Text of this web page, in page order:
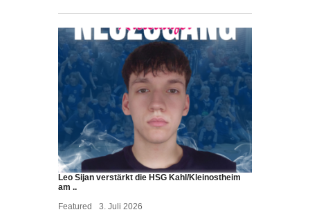
Leo Sijan verstärkt die HSG Kahl/Kleinostheim
am ..
Featured
3. Juli 2026